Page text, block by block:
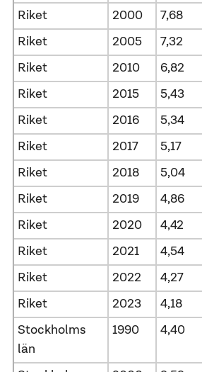
Riket 2000 7,68
Riket 2005 7,32
Riket 2010 6,82
Riket 2015 5,43
Riket 2016 5,34
Riket 2017 5,17
Riket 2018 5,04
Riket 2019 4,86
Riket 2020 4,42
Riket 2021 4,54
Riket 2022 4,27
Riket 2023 4,18
Stockholms
län
1990 4,40